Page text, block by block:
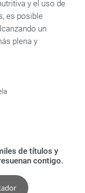
y el uso de
es posible
un
plena y
de títulos y
contigo.